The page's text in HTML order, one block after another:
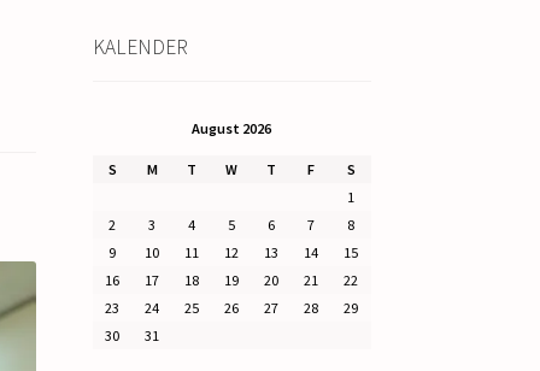
KALENDER
August 2026
S M T W T F
S
1
2
3 4 5 6 7
8
9
10 11 12 13 14
15
16
17 18 19 20 21
22
23
24 25 26 27 28
29
30
31